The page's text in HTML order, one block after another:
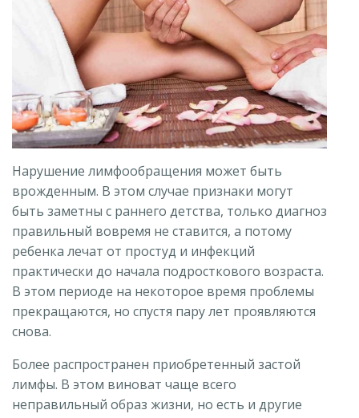
Нарушение лимфообращения может быть
врожденным. В этом случае признаки могут
быть заметны с раннего детства, только диагноз
правильный вовремя не ставится, а потому
ребенка лечат от простуд и инфекций
практически до начала подросткового возраста.
В этом периоде на некоторое время проблемы
прекращаются, но спустя пару лет проявляются
снова.
Более распространен приобретенный застой
лимфы. В этом виноват чаще всего
неправильный образ жизни, но есть и другие